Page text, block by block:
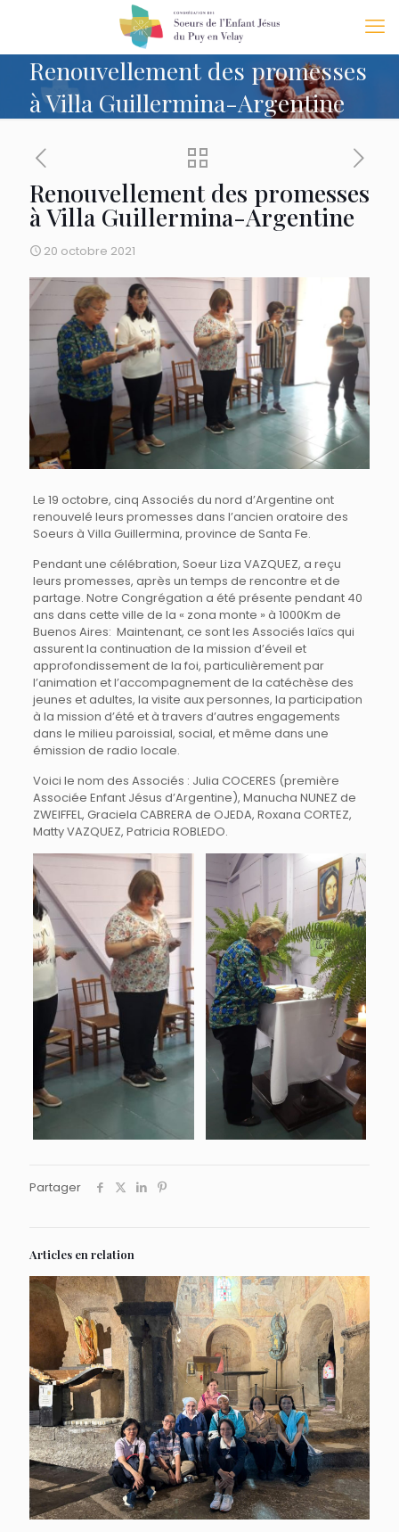
Renouvellement des promesses
à Villa Guillermina-Argentine
Renouvellement des promesses
à Villa Guillermina-Argentine
20 octobre 2021
Le 19 octobre, cinq Associés du nord d’Argentine ont
renouvelé leurs promesses dans l’ancien oratoire des
Soeurs à Villa Guillermina, province de Santa Fe.
Pendant une célébration, Soeur Liza VAZQUEZ, a reçu
leurs promesses, après un temps de rencontre et de
partage. Notre Congrégation a été présente pendant 40
ans dans cette ville de la « zona monte » à 1000Km de
Buenos Aires: Maintenant, ce sont les Associés laïcs qui
assurent la continuation de la mission d’éveil et
approfondissement de la foi, particulièrement par
l’animation et l’accompagnement de la catéchèse des
jeunes et adultes, la visite aux personnes, la participation
à la mission d’été et à travers d’autres engagements
dans le milieu paroissial, social, et même dans une
émission de radio locale.
Voici le nom des Associés : Julia COCERES (première
Associée Enfant Jésus d’Argentine), Manucha NUNEZ de
ZWEIFFEL, Graciela CABRERA de OJEDA, Roxana CORTEZ,
Matty VAZQUEZ, Patricia ROBLEDO.
Partager
Articles en relation